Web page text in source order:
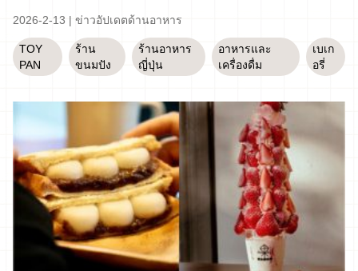
2026-2-13 | ข่าวอัปเดตด้านอาหาร
TOY
PAN
ร้าน
ขนมปัง
ร้านอาหาร
ญี่ปุ่น
อาหารและ
เครื่องดื่ม
เบเก
อรี่